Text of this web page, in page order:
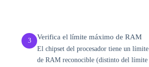
3 Verifica el límite máximo de RAM
El chipset del procesador tiene un
de RAM reconocible (distinto del límite